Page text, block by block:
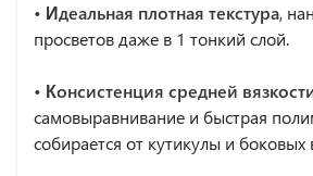
• Идеальная плотная текстура,
просветов даже в 1 тонкий слой.
• Консистенция средней
самовыравнивание и быстрая
собирается от кутикулы и боковых